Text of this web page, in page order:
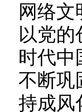
网络
以党的
时代中
不断巩
持成风